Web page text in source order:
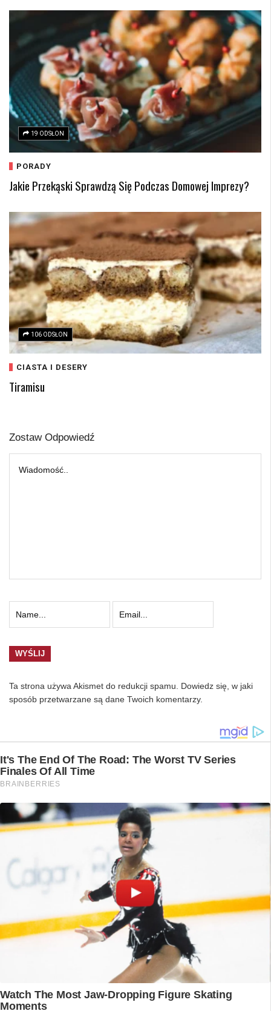
19 ODSŁON
PORADY
Jakie Przekąski Sprawdzą Się Podczas Domowej Imprezy?
106 ODSŁON
CIASTA I DESERY
Tiramisu
Zostaw Odpowiedź
Ta strona używa Akismet do redukcji spamu. Dowiedz się, w jaki
sposób przetwarzane są dane Twoich komentarzy.